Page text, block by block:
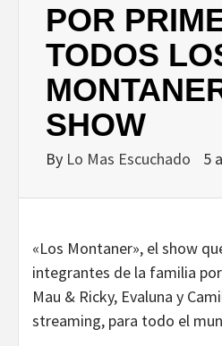
POR
TODOS
SHOW
By Lo Mas Escuchado 5
«Los Montaner», el show
integrantes de la familia
Mau & Ricky, Evaluna y
streaming, para todo el